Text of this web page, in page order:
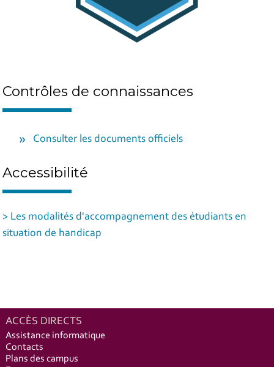
Contrôles de connaissances
Consulter les documents officiels
Accessibilité
> Les modalités d'accompagnement des étudiants en
situation de handicap
ACCÈS DIRECTS
Assistance informatique
Contacts
Plans des campus